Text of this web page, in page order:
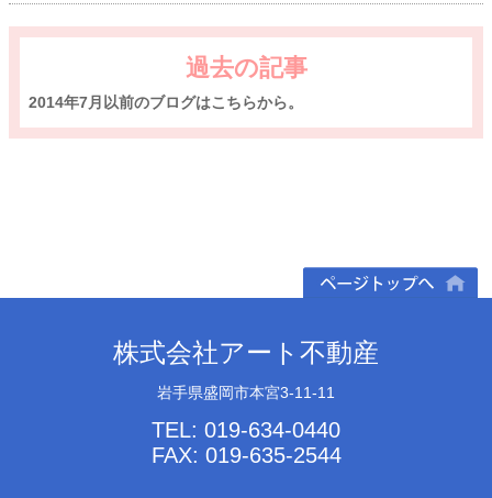
過去の記事
2014年7月以前のブログはこちらから。
株式会社アート不動産
岩手県盛岡市本宮3-11-11
TEL: 019-634-0440
FAX: 019-635-2544